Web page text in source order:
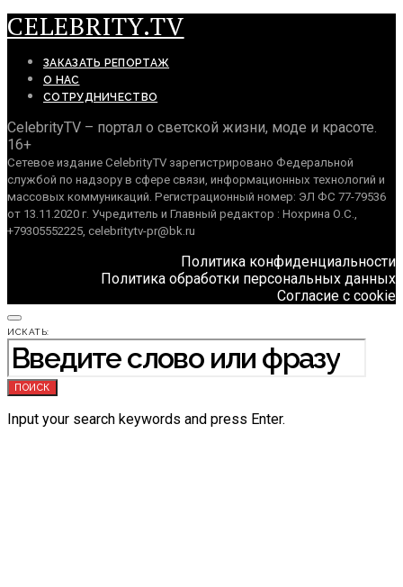
CELEBRITY.TV
ЗАКАЗАТЬ РЕПОРТАЖ
О НАС
СОТРУДНИЧЕСТВО
CelebrityTV – портал о светской жизни, моде и красоте.
16+
Сетевое издание CelebrityTV зарегистрировано Федеральной
службой по надзору в сфере связи, информационных технологий и
массовых коммуникаций. Регистрационный номер: ЭЛ ФС 77-79536
от 13.11.2020 г. Учредитель и Главный редактор : Нохрина О.С.,
+79305552225, celebritytv-pr@bk.ru
Политика конфиденциальности
Политика обработки персональных данных
Согласие с cookie
ИСКАТЬ:
ПОИСК
Input your search keywords and press Enter.